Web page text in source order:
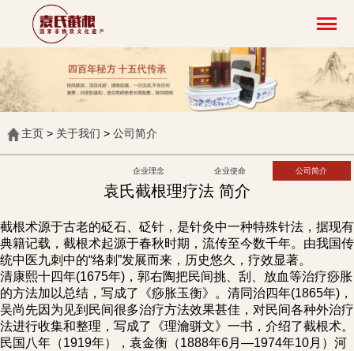
主页> 关于我们 > 公司简介
公司简介
企业使命
企业理念
袁氏截根理疗法 简介
截根术源于古老的砭石、砭针，是针灸中一种特殊针法，据现有
典籍记载，截根术起源于春秋时期，流传至今数千年。由我国传
统中医九刺中的“络刺”发展而来，历史悠久，疗效显著。
清康熙十四年(1675年)，郭右陶把民间挑、刮、放血等治疗痧胀
的方法加以总结，写成了《痧胀玉衡》。清同治四年(1865年)，
吴尚先因为见到民间很多治疗方法效果甚佳，对民间各种外治疗
法进行收集和整理，写成了《理瀹骈文》一书，介绍了截根术。
民国八年（1919年），袁金衡（1888年6月—1974年10月）河